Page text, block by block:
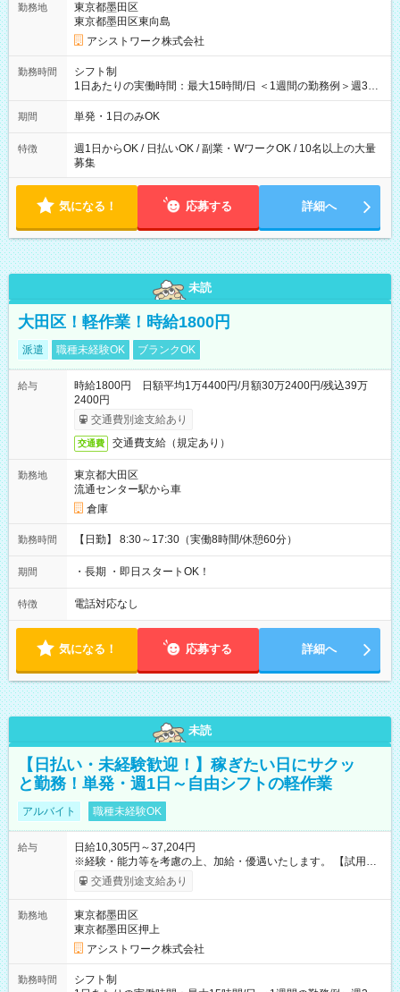
勤務地
東京都墨田区
東京都墨田区東向島
アシストワーク株式会社
勤務時間
シフト制
1日あたりの実働時間：最大15時間/日 ＜1週間の勤務例＞週3回
勤務 勤務：月・水・金 休み：火・木・土・日 好きな時にお仕事
可能です！ ※1日あたりの最大実働時間は日勤、夜勤共に勤務し
期間 単発・1日のみOK
特徴
週1日からOK / 日払いOK / 副業・WワークOK / 10名以上の大量
募集
気になる！ 応募する 詳細へ
未読
大田区！軽作業！時給1800円
派遣 職種未経験OK ブランクOK
給与
時給1800円 日額平均1万4400円/月額30万2400円/残込39万
2400円
交通費別途支給あり
交通費 交通費支給（規定あり）
勤務地
東京都大田区
流通センター駅から車
倉庫
勤務時間 【日勤】 8:30～17:30（実働8時間/休憩60分）
期間 ・長期 ・即日スタートOK！
特徴 電話対応なし
気になる！ 応募する 詳細へ
未読
【日払い・未経験歓迎！】稼ぎたい日にサクッ
と勤務！単発・週1日～自由シフトの軽作業
アルバイト 職種未経験OK
給与
日給10,305円～37,204円
※経験・能力等を考慮の上、加給・優遇いたします。 【試用期
間】試用期間なし
交通費別途支給あり
勤務地
東京都墨田区
東京都墨田区押上
アシストワーク株式会社
勤務時間
シフト制